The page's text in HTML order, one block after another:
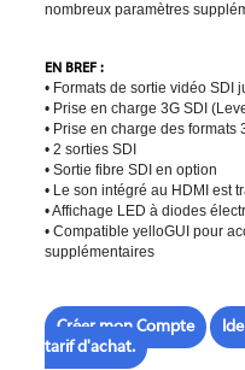
nombreux paramètres
EN BREF :
• Formats de sortie vidéo SDI
• Prise en charge 3G SDI
• Prise en charge des formats
• 2 sorties SDI
• Sortie fibre SDI en option
• Le son intégré au HDMI est
• Affichage LED à diodes
• Compatible yelloGUI pour
supplémentaires
Créer mon Compte
tarif d'achat.